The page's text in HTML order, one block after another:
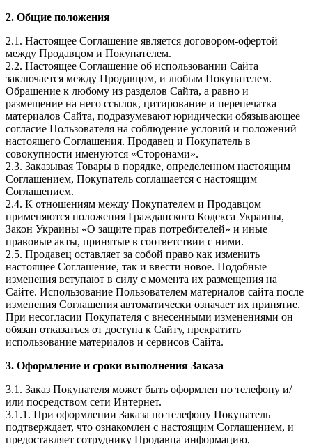
2. Общие положения
2.1. Настоящее Соглашение является договором-офертой
между Продавцом и Покупателем.
2.2. Настоящее Соглашение об использовании Сайта
заключается между Продавцом, и любым Покупателем.
Обращение к любому из разделов Сайта, а равно и
размещение на него ссылок, цитирование и перепечатка
материалов Сайта, подразумевают юридически обязывающее
согласие Пользователя на соблюдение условий и положений
настоящего Соглашения. Продавец и Покупатель в
совокупности именуются «Сторонами».
2.3. Заказывая Товары в порядке, определенном настоящим
Соглашением, Покупатель соглашается с настоящим
Соглашением.
2.4. К отношениям между Покупателем и Продавцом
применяются положения Гражданского Кодекса Украины,
Закон Украины «О защите прав потребителей» и иные
правовые акты, принятые в соответствии с ними.
2.5. Продавец оставляет за собой право как изменить
настоящее Соглашение, так и ввести новое. Подобные
изменения вступают в силу с момента их размещения на
Сайте. Использование Пользователем материалов сайта после
изменения Соглашения автоматически означает их принятие.
При несогласии Покупателя с внесенными изменениями он
обязан отказаться от доступа к Сайту, прекратить
использование материалов и сервисов Сайта.
3. Оформление и сроки выполнения Заказа
3.1. Заказ Покупателя может быть оформлен по телефону и/
или посредством сети Интернет.
3.1.1. При оформлении Заказа по телефону Покупатель
подтверждает, что ознакомлен с настоящим Соглашением, и
предоставляет сотруднику Продавца информацию,